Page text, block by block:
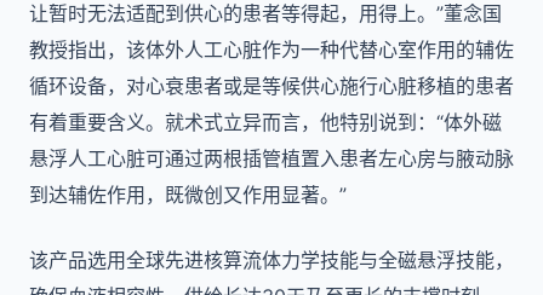
让暂时无法适配到供心的患者等得起，用得上。”董念国
教授指出，该体外人工心脏作为一种代替心室作用的辅佐
循环设备，对心衰患者或是等候供心施行心脏移植的患者
有着重要含义。就术式立异而言，他特别说到：“体外磁
悬浮人工心脏可通过两根插管植置入患者左心房与腋动脉
到达辅佐作用，既微创又作用显著。”
该产品选用全球先进核算流体力学技能与全磁悬浮技能，